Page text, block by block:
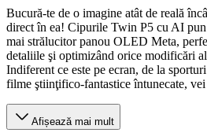
Bucură-te de o imagine atât de reală
direct în ea! Cipurile Twin P5 cu AI
mai strălucitor panou OLED Meta,
detaliile şi optimizând orice modificări
Indiferent ce este pe ecran, de la
filme ştiinţifico-fantastice întunecate,
Afișează mai mult